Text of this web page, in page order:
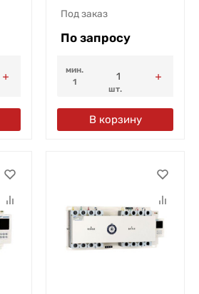
Под заказ
По запросу
мин.
1
шт.
В корзину